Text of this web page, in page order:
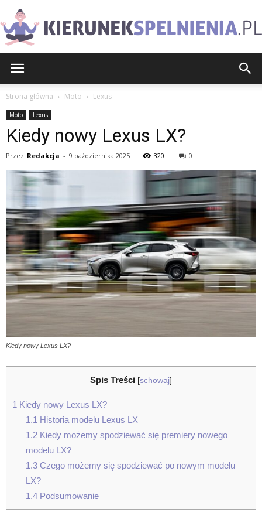
Strona główna Moto Lexus
Moto Lexus
Kiedy nowy Lexus LX?
Przez Redakcja - 9 października 2025 320 0
Kiedy nowy Lexus LX?
Spis Treści [schowaj]
1 Kiedy nowy Lexus LX?
1.1 Historia modelu Lexus LX
1.2Kiedy możemy spodziewać się premiery nowego
modelu LX?
1.3Czego możemy się spodziewać po nowym modelu
LX?
1.4Podsumowanie